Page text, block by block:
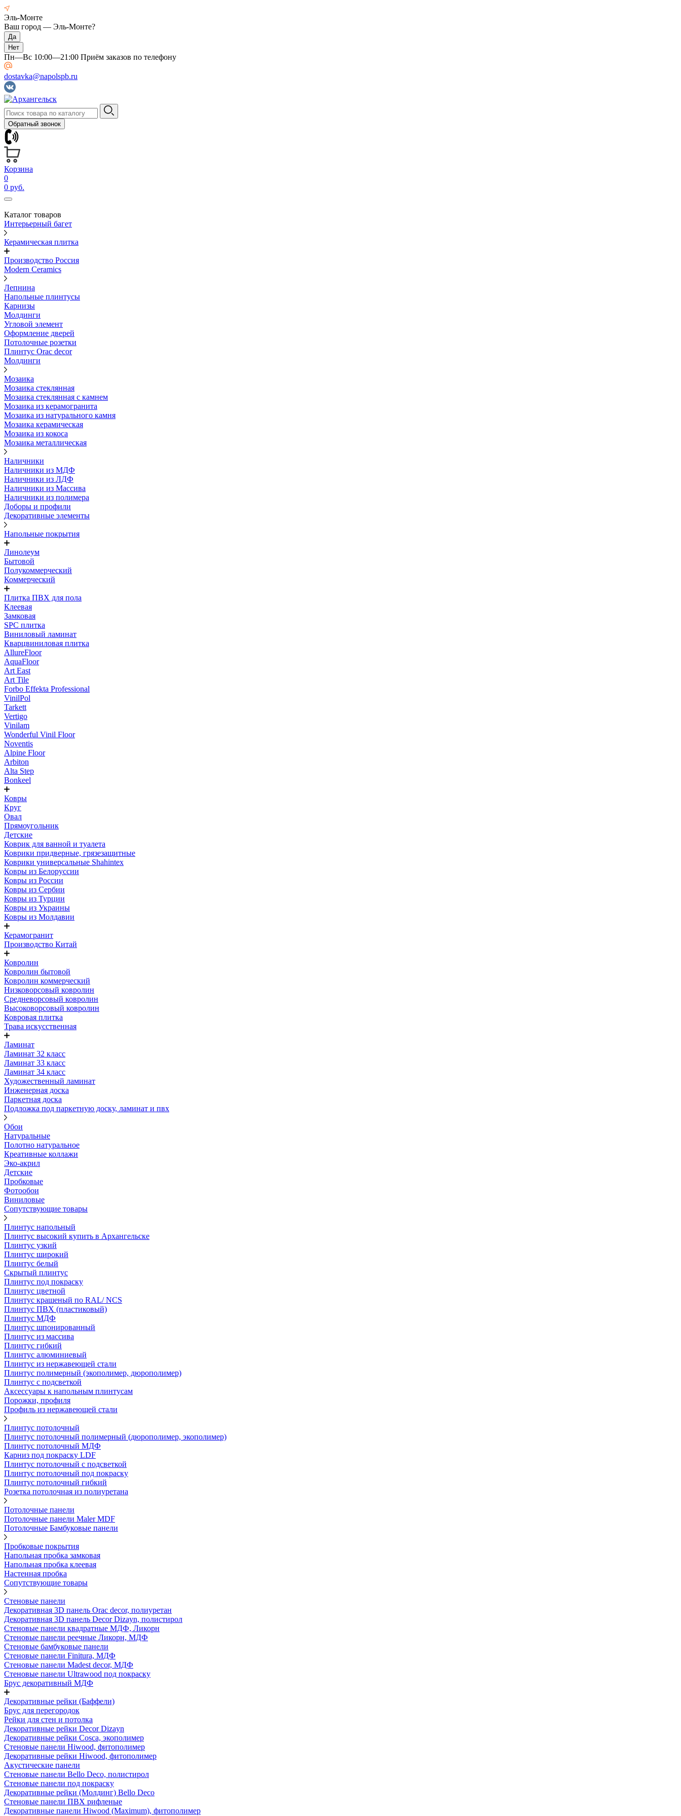
Эль-Монте
Ваш город — Эль-Монте?
Пн—Вс 10:00—21:00 Приём заказов по телефону
dostavka@napolspb.ru
Обратный звонок
Корзина
0
0 руб.
Каталог товаров
Интерьерный багет
Керамическая плитка
Производство Россия
Modern Ceramics
Лепнина
Напольные плинтусы
Карнизы
Молдинги
Угловой элемент
Оформление дверей
Потолочные розетки
Плинтус Orac decor
Молдинги
Мозаика
Мозаика стеклянная
Мозаика стеклянная с камнем
Мозаика из керамогранита
Мозаика из натурального камня
Мозаика керамическая
Мозаика из кокоса
Мозаика металлическая
Наличники
Наличники из МДФ
Наличники из ЛДФ
Наличники из Массива
Наличники из полимера
Доборы и профили
Декоративные элементы
Напольные покрытия
Линолеум
Бытовой
Полукоммерческий
Коммерческий
Плитка ПВХ для пола
Клеевая
Замковая
SPC плитка
Виниловый ламинат
Кварцвиниловая плитка
AllureFloor
AquaFloor
Art East
Art Tile
Forbo Effekta Professional
VinilPol
Tarkett
Vertigo
Vinilam
Wonderful Vinil Floor
Noventis
Alpine Floor
Arbiton
Alta Step
Bonkeel
Ковры
Круг
Овал
Прямоугольник
Детские
Коврик для ванной и туалета
Коврики придверные, грязезащитные
Коврики универсальные Shahintex
Ковры из Белоруссии
Ковры из России
Ковры из Сербии
Ковры из Турции
Ковры из Украины
Ковры из Молдавии
Керамогранит
Производство Китай
Ковролин
Ковролин бытовой
Ковролин коммерческий
Низковорсовый ковролин
Средневорсовый ковролин
Высоковорсовый ковролин
Ковровая плитка
Трава искусственная
Ламинат
Ламинат 32 класс
Ламинат 33 класс
Ламинат 34 класс
Художественный ламинат
Инженерная доска
Паркетная доска
Подложка под паркетную доску, ламинат и пвх
Обои
Натуральные
Полотно натуральное
Креативные коллажи
Эко-акрил
Детские
Пробковые
Фотообои
Виниловые
Сопутствующие товары
Плинтус напольный
Плинтус высокий купить в Архангельске
Плинтус узкий
Плинтус широкий
Плинтус белый
Скрытый плинтус
Плинтус под покраску
Плинтус цветной
Плинтус крашеный по RAL/ NCS
Плинтус ПВХ (пластиковый)
Плинтус МДФ
Плинтус шпонированный
Плинтус из массива
Плинтус гибкий
Плинтус алюминиевый
Плинтус из нержавеющей стали
Плинтус полимерный (экополимер, дюрополимер)
Плинтус с подсветкой
Аксессуары к напольным плинтусам
Порожки, профиля
Профиль из нержавеющей стали
Плинтус потолочный
Плинтус потолочный полимерный (дюрополимер, экополимер)
Плинтус потолочный МДФ
Карниз под покраску LDF
Плинтус потолочный с подсветкой
Плинтус потолочный под покраску
Плинтус потолочный гибкий
Розетка потолочная из полиуретана
Потолочные панели
Потолочные панели Maler MDF
Потолочные Бамбуковые панели
Пробковые покрытия
Напольная пробка замковая
Напольная пробка клеевая
Настенная пробка
Сопутствующие товары
Стеновые панели
Декоративная 3D панель Orac decor, полиуретан
Декоративная 3D панель Decor Dizayn, полистирол
Стеновые панели квадратные МДФ, Ликорн
Стеновые панели реечные Ликорн, МДФ
Стеновые бамбуковые панели
Стеновые панели Finitura, МДФ
Стеновые панели Madest decor, МДФ
Стеновые панели Ultrawood под покраску
Брус декоративный МДФ
Декоративные рейки (Баффели)
Брус для перегородок
Рейки для стен и потолка
Декоративные рейки Decor Dizayn
Декоративные рейки Cosca, экополимер
Стеновые панели Hiwood, фитополимер
Декоративные рейки Hiwood, фитополимер
Акустические панели
Стеновые панели Bello Deco, полистирол
Стеновые панели под покраску
Декоративные рейки (Молдинг) Bello Deco
Стеновые панели ПВХ рифленые
Декоративные панели Hiwood (Maximum), фитополимер